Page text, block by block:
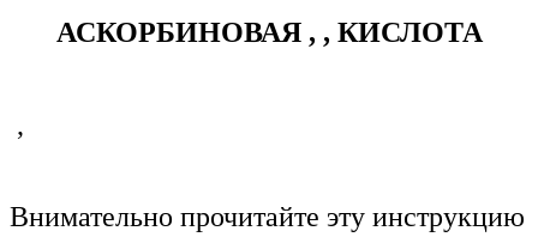
АСКОРБИНОВАЯ, , КИСЛОТА
,
Внимательно прочитайте эту инструкцию